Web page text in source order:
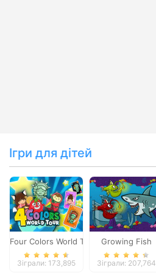
Ігри для дітей
Four Colors World Tour
Зіграли: 173,895
Growing Fish
Зіграли: 207,764